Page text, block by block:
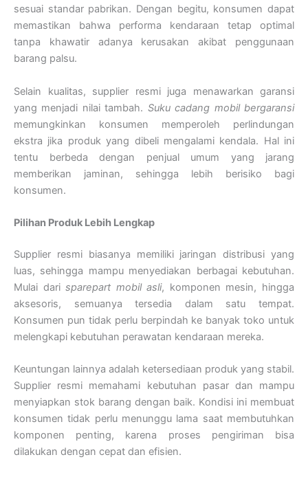
sesuai standar pabrikan. Dengan begitu, konsumen dapat
memastikan bahwa performa kendaraan tetap optimal
tanpa khawatir adanya kerusakan akibat penggunaan
barang palsu.
Selain kualitas, supplier resmi juga menawarkan garansi
yang menjadi nilai tambah. Suku cadang mobil bergaransi
memungkinkan konsumen memperoleh perlindungan
ekstra jika produk yang dibeli mengalami kendala. Hal ini
tentu berbeda dengan penjual umum yang jarang
memberikan jaminan, sehingga lebih berisiko bagi
konsumen.
Pilihan Produk Lebih Lengkap
Supplier resmi biasanya memiliki jaringan distribusi yang
luas, sehingga mampu menyediakan berbagai kebutuhan.
Mulai darisparepart mobil asli, komponen mesin, hingga
aksesoris, semuanya tersedia dalam satu tempat.
Konsumen pun tidak perlu berpindah ke banyak toko untuk
melengkapi kebutuhan perawatan kendaraan mereka.
Keuntungan lainnya adalah ketersediaan produk yang stabil.
Supplier resmi memahami kebutuhan pasar dan mampu
menyiapkan stok barang dengan baik. Kondisi ini membuat
konsumen tidak perlu menunggu lama saat membutuhkan
komponen penting, karena proses pengiriman bisa
dilakukan dengan cepat dan efisien.